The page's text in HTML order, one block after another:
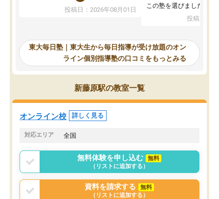
入試本番に地歴の学習が間に合わず不
合格となってしまいました。その経験
東大毎日塾にたどり着きました。学習
の長期計画や日々の勉強のやり方につ
いて客観的なアドバイスをいただけた
ので、自信をもって受験勉強を進める
ことができました。自分のように勉強
のやり方や進捗管理で苦労している方
には特におすすめしたい塾です。
投稿日：2026年08月01日
この塾を選びました。
投稿日：
東大毎日塾｜東大生から毎日指導が受け放題のオン
ライン個別指導塾の口コミをもっとみる
新藤原駅の教室一覧
オンライン校 詳しく見る
対応エリア 全国
無料体験を申し込む
無料
（リストに追加する）
資料を請求する
無料
（リストに追加する）